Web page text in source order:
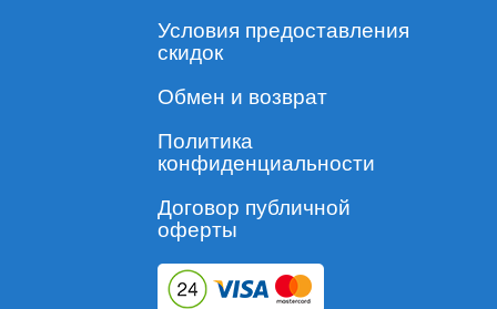
Условия предоставления
скидок
Обмен и возврат
Политика
конфиденциальности
Договор публичной
оферты